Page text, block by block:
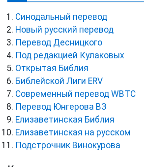
Синодальный перевод
Новый русский перевод
Перевод Десницкого
Под редакцией Кулаковых
Открытая Библия
Библейской Лиги ERV
Cовременный перевод WBTC
Перевод Юнгерова ВЗ
Елизаветинская Библия
Елизаветинская на русском
Подстрочник Винокурова